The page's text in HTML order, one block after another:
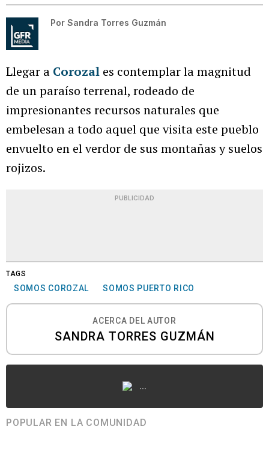
Por Sandra Torres Guzmán
Llegar a Corozal es contemplar la magnitud
de un paraíso terrenal, rodeado de
impresionantes recursos naturales que
embelesan a todo aquel que visita este pueblo
envuelto en el verdor de sus montañas y suelos
rojizos.
PUBLICIDAD
TAGS
SOMOS COROZAL SOMOS PUERTO RICO
ACERCA DEL AUTOR
SANDRA TORRES GUZMÁN
...
POPULAR EN LA COMUNIDAD